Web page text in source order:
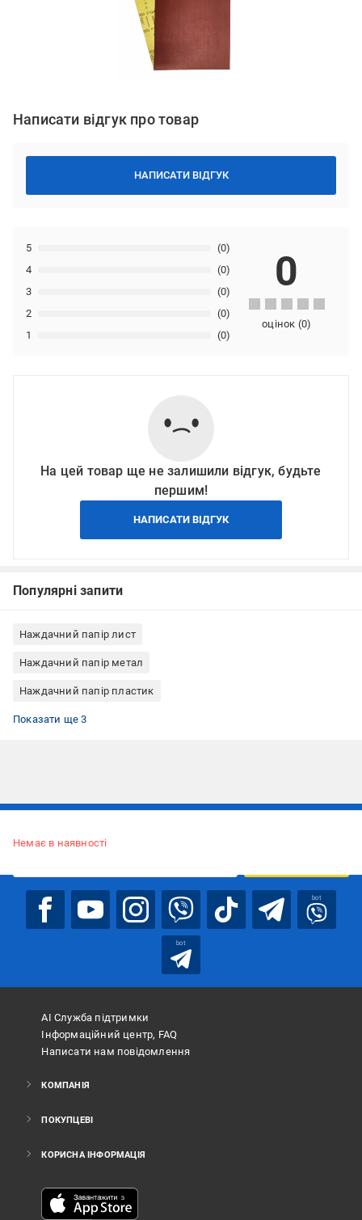
Написати відгук про товар
НАПИСАТИ ВІДГУК
1 (0)
2 (0)
3 (0)
4 (0)
5 (0)
0
оцінок (0)
На цей товар ще не залишили відгук, будьте
першим!
НАПИСАТИ ВІДГУК
Популярні запити
Наждачний папір лист
Наждачний папір метал
Наждачний папір пластик
Вологостійкий наждачний папір
Наждачний папір по лаку
Наждачний папір на поролоні
Показати ще 3
Немає в наявності
bot
bot
АІ Служба підтримки
Інформаційний центр, FAQ
Написати нам повідомлення
КОМПАНІЯ
ПОКУПЦЕВІ
КОРИСНА ІНФОРМАЦІЯ